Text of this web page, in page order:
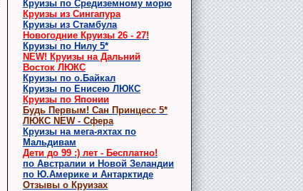
Круизы по Средиземному морю
Круизы из Сингапура
Круизы из Стамбула
Новогодние Круизы 26 - 27!
Круизы по Нилу 5*
NEW! Круизы на Дальний
Восток ЛЮКС
Круизы по о.Байкал
Круизы по Енисею ЛЮКС
Круизы по Японии
Будь Первым! Сан Принцесс 5*
ЛЮКС NEW - Сфера
Круизы на мега-яхтах по
Мальдивам
Дети до 99 :) лет - Бесплатно!
по Австралии и Новой Зеландии
по Ю.Америке и Антарктиде
Отзывы о Круизах